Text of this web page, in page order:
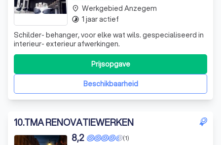
Schilder- behanger, voor elke wat wils. gespecialiseerd in
interieur- exterieur afwerkingen.
Beschikbaarheid
Prijsopgave
place Werkgebied Anzegem
timelapse 1 jaar actief
10.TMA RENOVATIEWERKEN
(1)
8,2